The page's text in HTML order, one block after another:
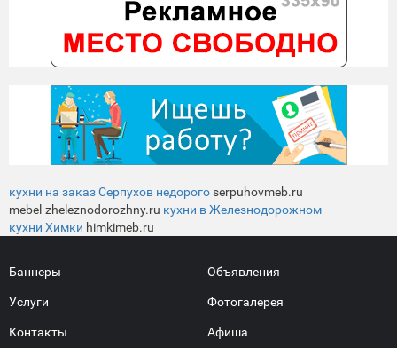
кухни на заказ Серпухов недорогоserpuhovmeb.ru
mebel-zheleznodorozhny.ru кухни в Железнодорожном
кухни Химки himkimeb.ru
Баннеры
Услуги
Контакты
Объявления
Фотогалерея
Афиша